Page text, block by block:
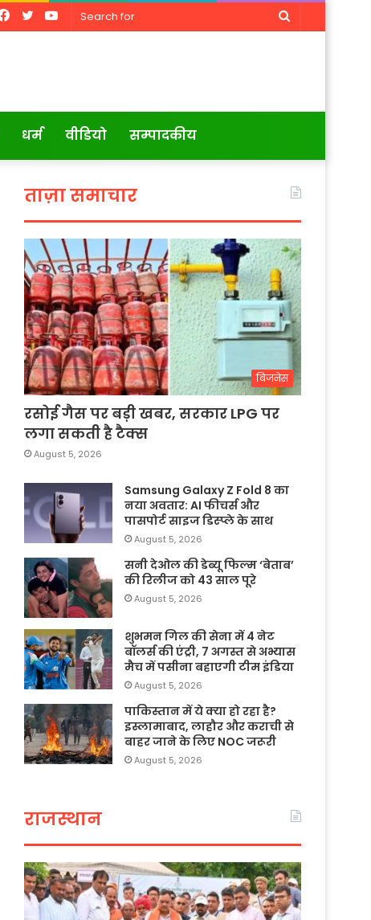
Search
YouTube
Twitter
Facebook
धर्म वीडियो सम्पादकीय
ताज़ा समाचार
बिजनेस
रसोई गैस पर बड़ी खबर, सरकार LPG पर
लगा सकती है टैक्स
August 5, 2026
Samsung Galaxy Z Fold 8 का
नया अवतार: AI फीचर्स और
पासपोर्ट साइज डिस्प्ले के साथ
August 5, 2026
सनी देओल की डेब्यू फिल्म ‘बेताब’
की रिलीज को 43 साल पूरे
August 5, 2026
शुभमन गिल की सेना में 4 नेट
बॉलर्स की एंट्री, 7 अगस्त से अभ्यास
मैच में पसीना बहाएगी टीम इंडिया
August 5, 2026
पाकिस्तान में ये क्या हो रहा है?
इस्लामाबाद, लाहौर और कराची से
बाहर जाने के लिए NOC जरूरी
August 5, 2026
राजस्थान